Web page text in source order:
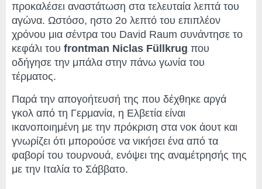
προκαλέσει αναστάτωση στα τελευταία λεπτά του
αγώνα. Ωστόσο, ηστο 2ο λεπτό του επιπλέον
χρόνου μια σέντρα του David Raum συνάντησε το
κεφάλι του frontman Niclas Füllkrug που
οδήγησε την μπάλα στην πάνω γωνία του
τέρματος.
Παρά την απογοήτευσή της που δέχθηκε αργά
γκολ από τη Γερμανία, η Ελβετία είναι
ικανοποιημένη με την πρόκριση στα νοκ άουτ και
γνωρίζει ότι μπορούσε να νικήσει ένα από τα
φαβορί του τουρνουά, ενόψει της αναμέτρησής της
με την Ιταλία το Σάββατο.